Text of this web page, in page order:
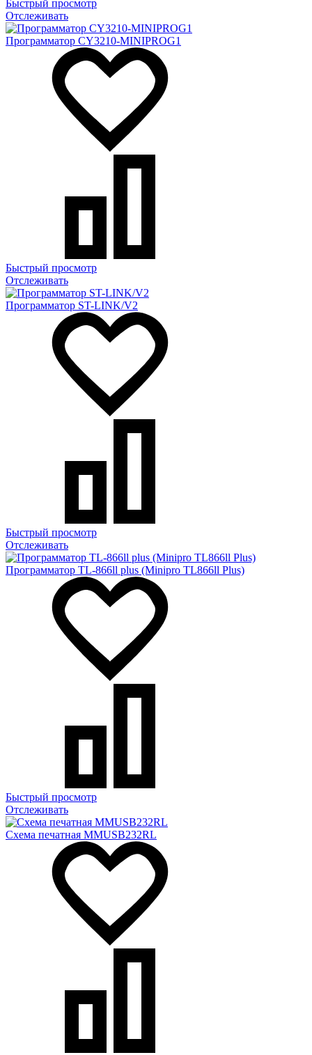
Быстрый просмотр
Отслеживать
Программатор CY3210-MINIPROG1
Быстрый просмотр
Отслеживать
Программатор ST-LINK/V2
Быстрый просмотр
Отслеживать
Программатор TL-866ll plus (Minipro TL866ll Plus)
Быстрый просмотр
Отслеживать
Схема печатная MMUSB232RL